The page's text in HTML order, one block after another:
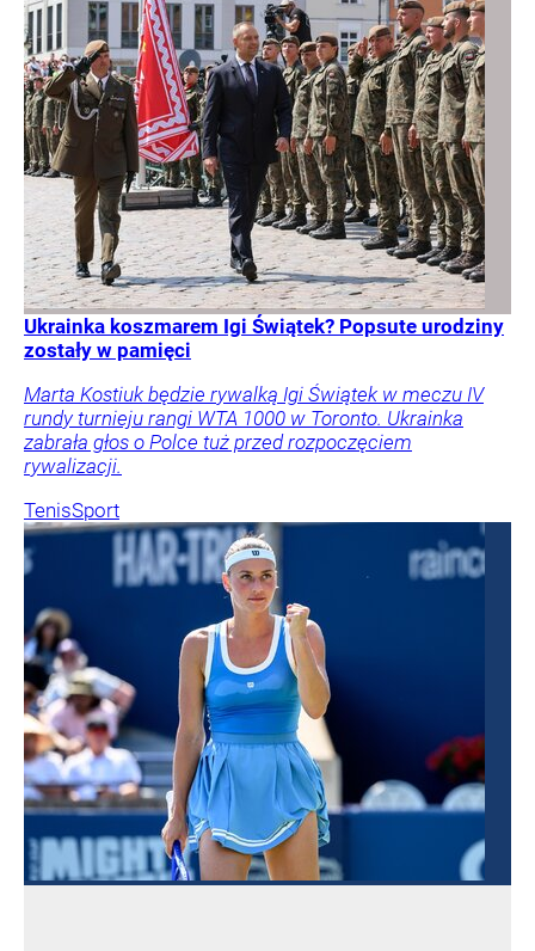
Ukrainka koszmarem Igi Świątek? Popsute urodziny
zostały w pamięci
Marta Kostiuk będzie rywalką Igi Świątek w meczu IV
rundy turnieju rangi WTA 1000 w Toronto. Ukrainka
zabrała głos o Polce tuż przed rozpoczęciem
rywalizacji.
TenisSport